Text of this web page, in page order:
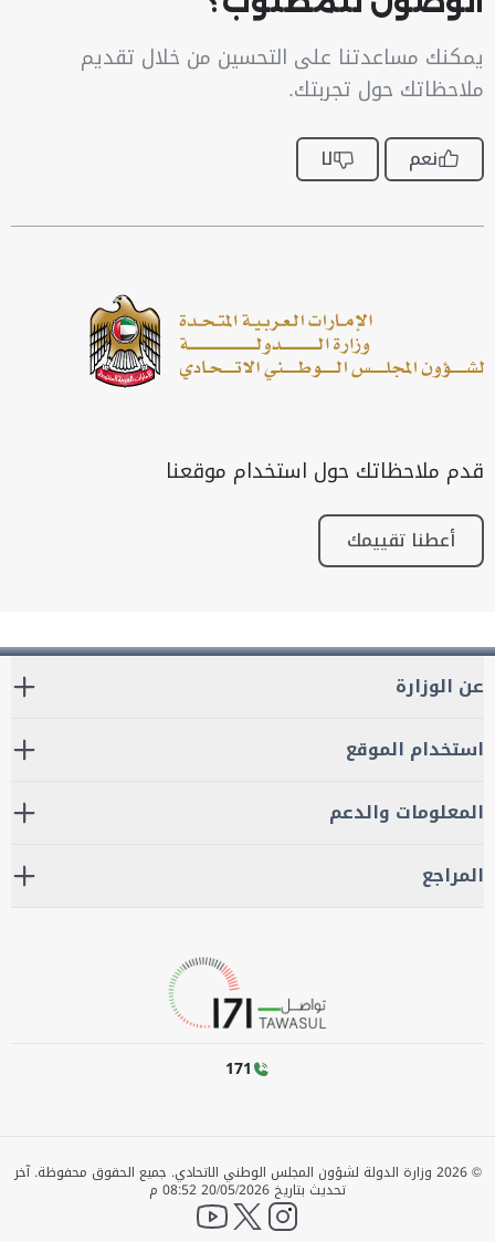
يمكنك مساعدتنا على التحسين من خلال تقديم
ملاحظاتك حول تجربتك.
نعم لا
قدم ملاحظاتك حول استخدام موقعنا
أعطنا تقييمك
عن الوزارة
استخدام الموقع
المعلومات والدعم
المراجع
171
©
2026 وزارة الدولة لشؤون المجلس الوطني الاتحادي. جميع الحقوق محفوظة.آخر
تحديث بتاريخ 20/05/2026 08:52 م
instagram
twitter
YouTube